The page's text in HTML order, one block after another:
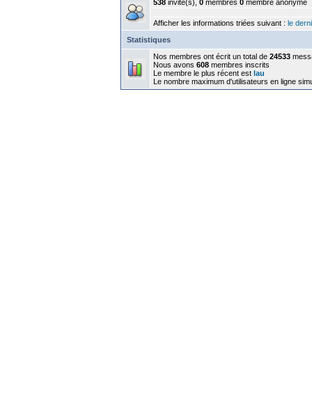
538 invité(s), 0 membres 0 membre anonyme
Afficher les informations triées suivant : le
Statistiques
Nos membres ont écrit un total de 24533
Nous avons 608 membres inscrits
Le membre le plus récent est lau
Le nombre maximum d'utilisateurs en ligne